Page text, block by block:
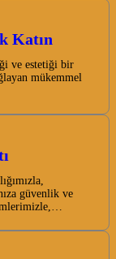
Katın
ve estetiği bir
mükemmel
güvenlik ve